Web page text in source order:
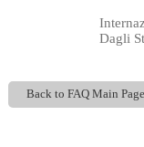
Dagli
Back to FAQ Main Page